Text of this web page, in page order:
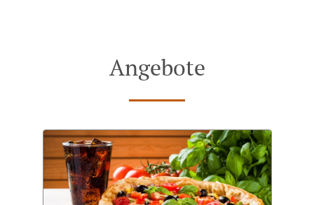
Angebote